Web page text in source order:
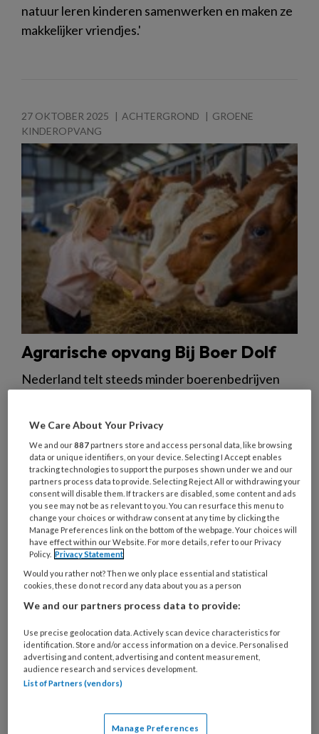
natuur leren kinderen samenwerken en maken ze
makkelijker vriendjes.'
27 OKTOBER 2025 ACHTERGROND
GROENE
KINDEROPVANG
Agrarische opvang Bij Boer Dolf
Nederland telt steeds minder boerenbedrijven
het reilen en zeilen op zo'n agrarische
kinderopvang? Boer Dolf laat het zien en zet de
deuren van kinderopvang ‘Bij Boer Dolf' -
inclusief de koeienstal - wagenwijd voor ons open.
3 OKTOBER 2025 ACHTERGROND DUURZAAMHEID
We Care About Your Privacy
We and our887 partners store and access personal data, like browsing
data or unique identifiers, on your device. Selecting I Accept enables
tracking technologies to support the purposes shown under we and our
partners process data to provide. Selecting Reject All or withdrawing your
consent will disable them. If trackers are disabled, some content and ads
you see may not be as relevant to you. You can resurface this menu to
change your choices or withdraw consent at any time by clicking the
Manage Preferences link on the bottom of the webpage. Your choices will
have effect within our Website. For more details, refer to our Privacy
Policy. Privacy Statement
Would you rather not? Then we only place essential and statistical
cookies, these do not record any data about you as a person
We and our partners process data to provide:
Use precise geolocation data. Actively scan device characteristics for
identification. Store and/or access information on a device. Personalised
advertising and content, advertising and content measurement,
audience research and services development.
List of Partners (vendors)
Manage Preferences